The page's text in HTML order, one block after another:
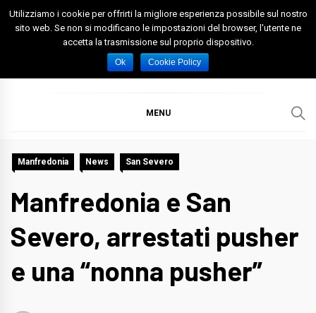
Skip
Spazio Foggia
Foggia News Calcio Eventi e Attività nella Capitanata
MENU
Manfredonia News San Severo
Manfredonia e San
Severo, arrestati pusher
e una “nonna pusher”
Utilizziamo i cookie per offrirti la migliore esperienza possibile sul nostro
sito web. Se non si modificano le impostazioni del browser, l'utente ne
accetta la trasmissione sul proprio dispositivo.
Ok Cookie Policy